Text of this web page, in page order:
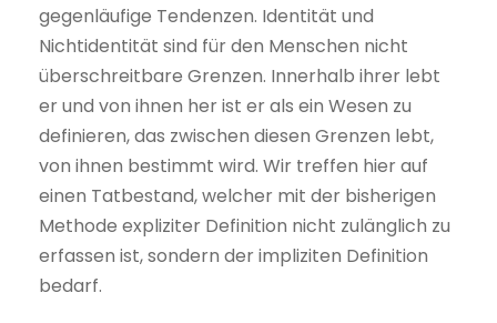
gegenläufige Tendenzen. Identität und
Nichtidentität sind für den Menschen nicht
überschreitbare Grenzen. Innerhalb ihrer lebt
er und von ihnen her ist er als ein Wesen zu
definieren, das zwischen diesen Grenzen lebt,
von ihnen bestimmt wird. Wir treffen hier auf
einen Tatbestand, welcher mit der bisherigen
Methode expliziter Definition nicht zulänglich zu
erfassen ist, sondern der impliziten Definition
bedarf.